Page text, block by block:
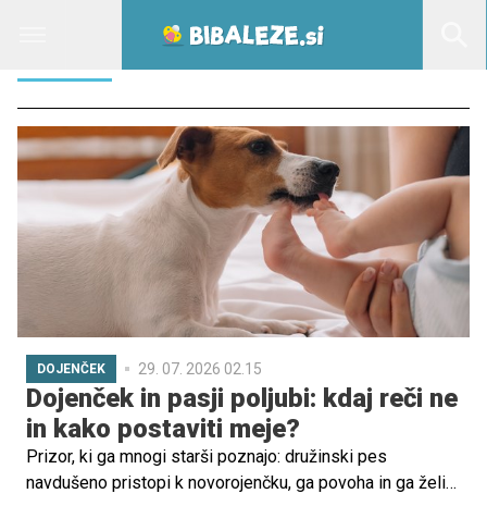
DOJENČEK 29. 07. 2026 02.15
Dojenček in pasji poljubi: kdaj reči ne
in kako postaviti meje?
Prizor, ki ga mnogi starši poznajo: družinski pes
navdušeno pristopi k novorojenčku, ga povoha in ga želi